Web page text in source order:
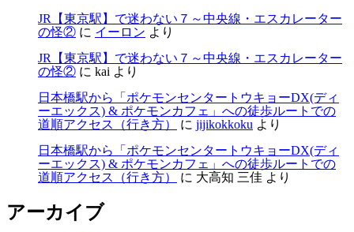
JR【東京駅】で迷わない７～中央線・エスカレーター
の怪② に イーロン より
JR【東京駅】で迷わない７～中央線・エスカレーター
の怪② に kai より
日本橋駅から「ポケモンセンタートウキョーDX(ディ
ーエックス) & ポケモンカフェ」への徒歩ルートでの
道順アクセス（行き方）
に jijikokkoku より
日本橋駅から「ポケモンセンタートウキョーDX(ディ
ーエックス) & ポケモンカフェ」への徒歩ルートでの
道順アクセス（行き方）
に 大高知 三佳 より
アーカイブ